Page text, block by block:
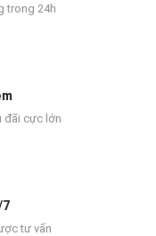
trong 24h
đãi cực lớn
tư vấn